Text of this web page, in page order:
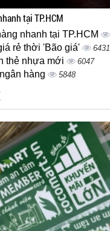
tại TP.HCM
nhanh tại TP.HCM
rẻ thời 'Bão giá' 6431
thẻ nhựa mới 6047
hàng 5848